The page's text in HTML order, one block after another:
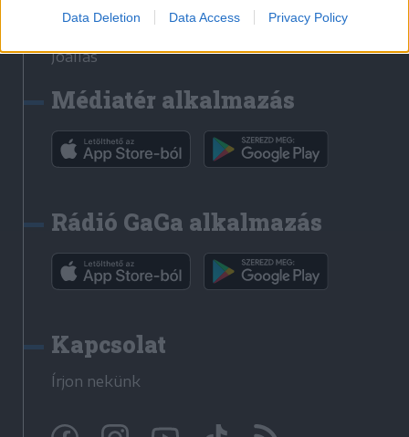
Data Deletion Data Access Privacy Policy
Jóállás
Médiatér alkalmazás
Rádió GaGa alkalmazás
Kapcsolat
Írjon nekünk